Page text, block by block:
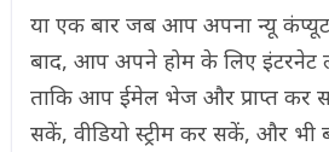
या एक बार जब आप अपना न्यू
बाद, आप अपने होम के लिए इंटरनेट
ताकि आप ईमेल भेज और प्राप्त कर
सकें, वीडियो स्ट्रीम कर सकें, और